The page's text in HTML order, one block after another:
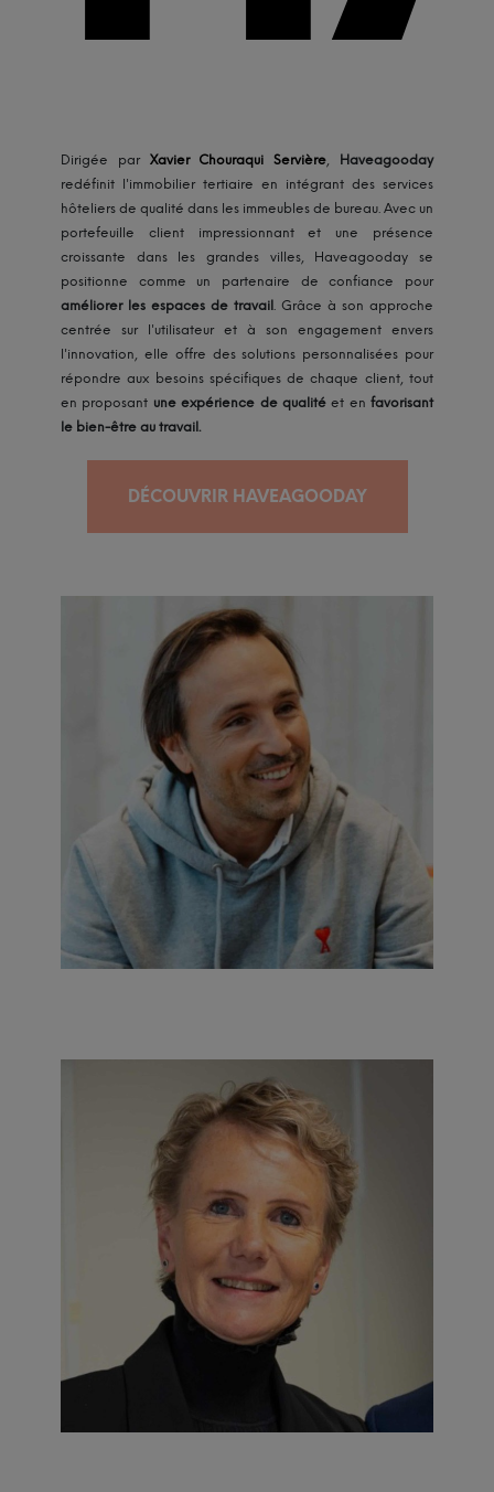
Dirigée par Xavier Chouraqui Servière,
Haveagooday
redéfinit l'immobilier tertiaire en intégrant des services
hôteliers de qualité dans les immeubles de bureau. Avec un
portefeuille client impressionnant et une présence
croissante dans les grandes villes, Haveagooday se
positionne comme un partenaire de confiance pour
améliorer les espaces de travail . Grâce à son approche
centrée sur l'utilisateur et à son engagement envers
l'innovation, elle offre des solutions personnalisées pour
répondre aux besoins spécifiques de chaque client, tout
en proposant une expérience de qualitéet en favorisant
le bien-être au travail.
DÉCOUVRIR HAVEAGOODAY